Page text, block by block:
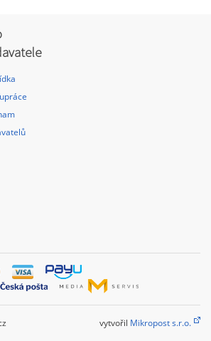
vytvořil Mikropost s.r.o.